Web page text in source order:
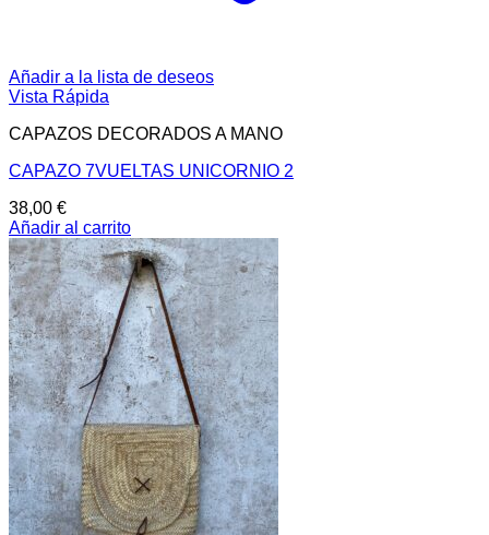
Añadir a la lista de deseos
Vista Rápida
CAPAZOS DECORADOS A MANO
CAPAZO 7VUELTAS UNICORNIO 2
38,00 €
Añadir al carrito